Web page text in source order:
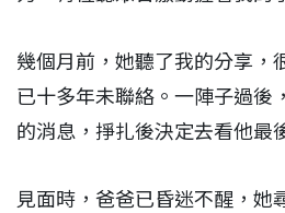
幾個月前，她聽了我的分享，
已十多年未聯絡。一陣子過後
的消息，掙扎後決定去看他最
見面時，爸爸已昏迷不醒，她